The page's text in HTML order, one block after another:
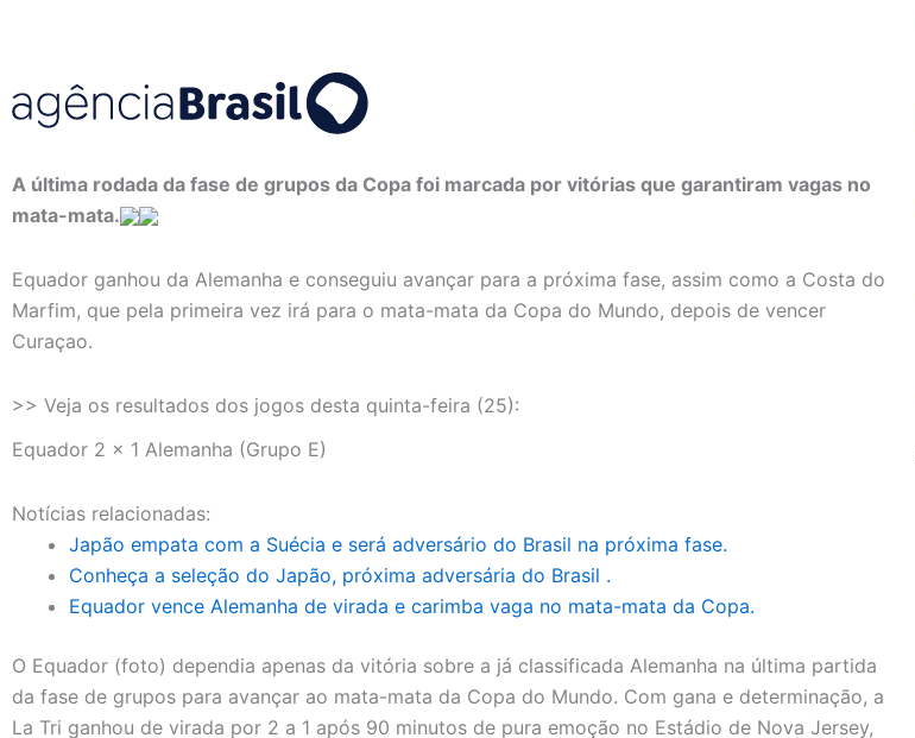
A última rodada da fase de grupos da Copa foi marcada por vitórias que garantiram vagas no
mata-mata.
Equador ganhou da Alemanha e conseguiu avançar para a próxima fase, assim como a Costa do
Marfim, que pela primeira vez irá para o mata-mata da Copa do Mundo, depois de vencer
Curaçao.
>> Veja os resultados dos jogos desta quinta-feira (25):
Equador 2 x 1 Alemanha (Grupo E)
Notícias relacionadas:
Japão empata com a Suécia e será adversário do Brasil na próxima fase.
Conheça a seleção do Japão, próxima adversária do Brasil .
Equador vence Alemanha de virada e carimba vaga no mata-mata da Copa.
O Equador (foto) dependia apenas da vitória sobre a já classificada Alemanha na última partida
da fase de grupos para avançar ao mata-mata da Copa do Mundo. Com gana e determinação, a
La Tri ganhou de virada por 2 a 1 após 90 minutos de pura emoção no Estádio de Nova Jersey,